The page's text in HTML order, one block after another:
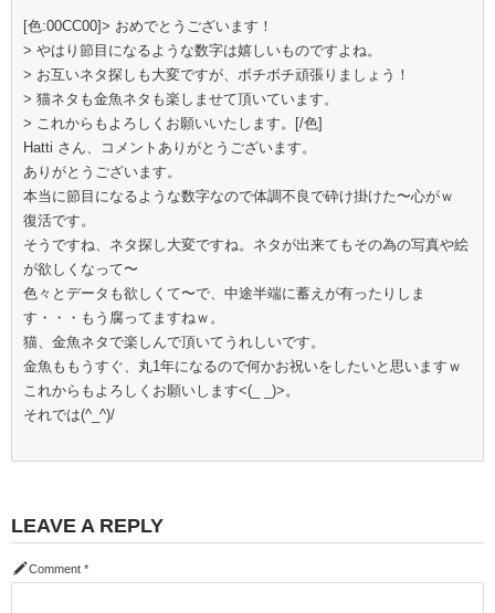
[色:00CC00]> おめでとうございます！
> やはり節目になるような数字は嬉しいものですよね。
> お互いネタ探しも大変ですが、ボチボチ頑張りましょう！
> 猫ネタも金魚ネタも楽しませて頂いています。
> これからもよろしくお願いいたします。[/色]
Hatti さん、コメントありがとうございます。
ありがとうございます。
本当に節目になるような数字なので体調不良で砕け掛けた〜心がｗ
復活です。
そうですね、ネタ探し大変ですね。ネタが出来てもその為の写真や絵
が欲しくなって〜
色々とデータも欲しくて〜で、中途半端に蓄えが有ったりしま
す・・・もう腐ってますねｗ。
猫、金魚ネタで楽しんで頂いてうれしいです。
金魚ももうすぐ、丸1年になるので何かお祝いをしたいと思いますｗ
これからもよろしくお願いします<(_ _)>。
それでは(^_^)/
LEAVE A REPLY
Comment *